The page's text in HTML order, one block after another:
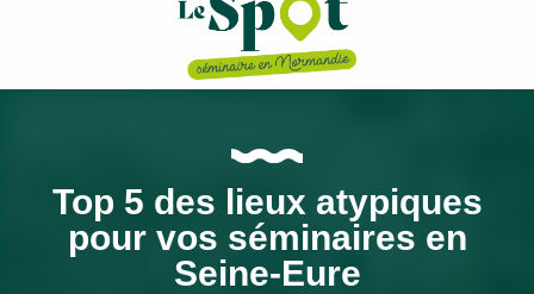
Top 5 des lieux atypiques
pour vos séminaires en
Seine-Eure